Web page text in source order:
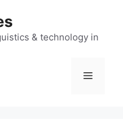
& technology in
Menu